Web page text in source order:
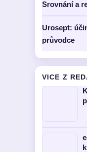
Srovnání a
Urosept:
průvodce
VICE Z